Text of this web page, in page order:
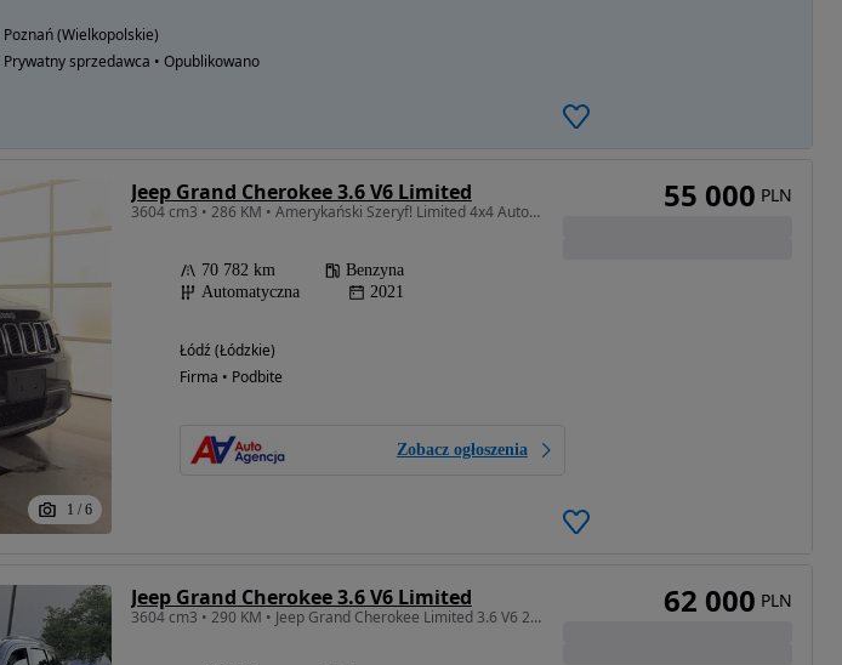
Poznań (Wielkopolskie)
Prywatny sprzedawca • Opublikowano
1 / 6
Jeep Grand Cherokee 3.6 V6 Limited
3604 cm3 • 286 KM • Amerykański Szeryf! Limited 4x4 Automat 3.6L Pentastar
70 782 km
Benzyna
Automatyczna
2021
Łódź (Łódzkie)
Firma • Podbite
Zobacz ogłoszenia
55 000 PLN
Jeep Grand Cherokee 3.6 V6 Limited
3604 cm3 • 290 KM • Jeep Grand Cherokee Limited 3.6 V6 290 KM | 4WD | Bogata wersja | 2020 62 000 PLN